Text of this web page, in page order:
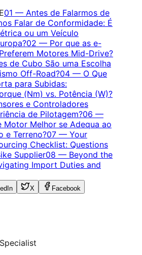
01 — Antes de Falarmos de
Falar de Conformidade: É
ou um Veículo
02 — Por que as e-
Motores Mid-Drive?
de Cubo São uma Escolha
Off-Road?04 — O Que
para Subidas:
(Nm) vs. Potência (W)?
e Controladores
de Pilotagem?06 —
Motor Melhor se Adequa ao
e Terreno?07 — Your
Checklist: Questions
Supplier08 — Beyond the
Import Duties and
X
Facebook